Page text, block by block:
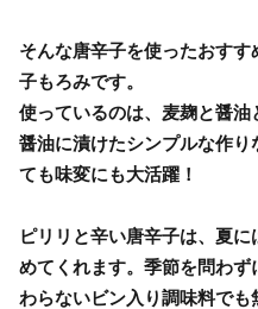
そんな唐辛子を使ったおす
子もろみです。
使っているのは、麦麹と醤
醤油に漬けたシンプルな作
ても味変にも大活躍！
ピリリと辛い唐辛子は、夏
めてくれます。季節を問わ
わらないビン入り調味料で